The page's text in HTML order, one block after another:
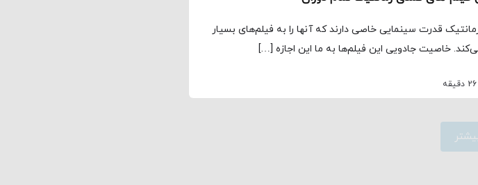
قدرت سینمایی خاصی دارند که آنها را به فیلم‌های بسیار
خاصیت جادویی این فیلم‌ها به ما این اجازه […]
26 دقیقه